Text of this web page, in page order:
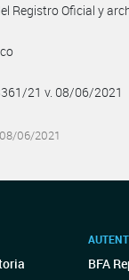
Registro Oficial y
21 v. 08/06/2021
06/2021
BFA